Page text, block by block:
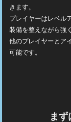
きます。
プレイヤーはレベル
装備を整えながら強
他のプレイヤーとア
可能です。
ま